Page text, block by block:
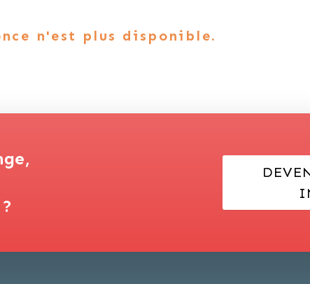
n'est plus disponible.